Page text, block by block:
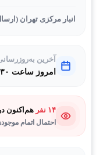
انبار مرکزی تهران (ارسال
آخرین
امروز ساعت ۱۰:۳۰ صبح
۱۴ نفر هم‌اکنون
احتمال اتمام